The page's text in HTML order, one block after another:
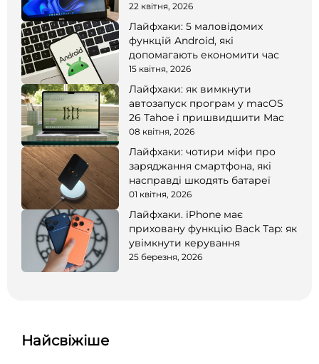
22 квітня, 2026
Лайфхаки: 5 маловідомих
функцій Android, які
допомагають економити час
15 квітня, 2026
Лайфхаки: як вимкнути
автозапуск програм у macOS
26 Tahoe і пришвидшити Mac
08 квітня, 2026
Лайфхаки: чотири міфи про
заряджання смартфона, які
насправді шкодять батареї
01 квітня, 2026
Лайфхаки. iPhone має
приховану функцію Back Tap: як
увімкнути керування
25 березня, 2026
Найсвіжіше